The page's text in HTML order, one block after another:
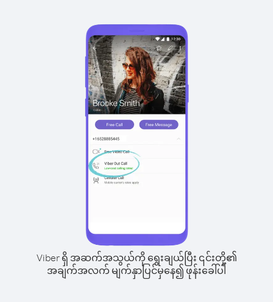
Viber ရှိ အဆက်အသွယ်ကို ရွေးချယ်ပြီး ၎င်းတို့၏
အချက်အလက် မျက်နှာပြင်မှနေ၍ ဖုန်းခေါ်ပါ